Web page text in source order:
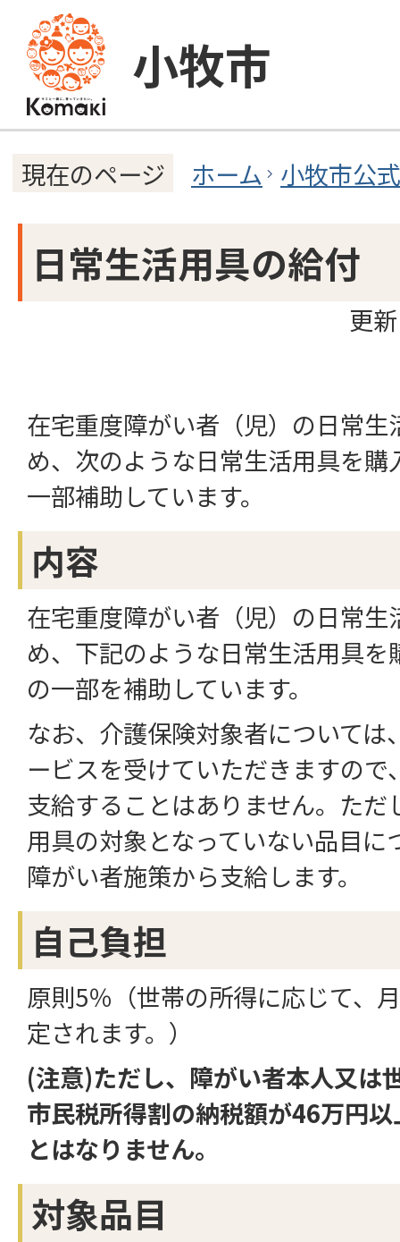
小牧市
現在のページ ホーム 小牧市公
日常生活用具の給付
更
在宅重度障がい者（児）の日常生
め、次のような日常生活用具を
一部補助しています。
内容
在宅重度障がい者（児）の日常生
め、下記のような日常生活用具
の一部を補助しています。
なお、介護保険対象者については
ービスを受けていただきますの
支給することはありません。ただ
用具の対象となっていない品目に
障がい者施策から支給します。
自己負担
原則5％（世帯の所得に応じて、
定されます。）
(注意)ただし、障がい者本人又は
市民税所得割の納税額が46万円
とはなりません。
対象品目